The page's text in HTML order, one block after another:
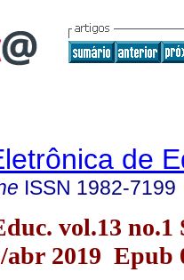
de
ISSN 1982-7199
vol.13 no.1
2019 Epub